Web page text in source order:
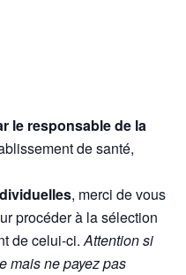
le responsable de la
de santé,
, merci de vous
procéder à la sélection
de celui-ci.Attention si
mais ne payez pas